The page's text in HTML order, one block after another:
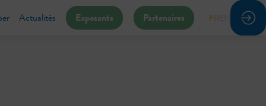
Actualités Exposants Partenaires FR